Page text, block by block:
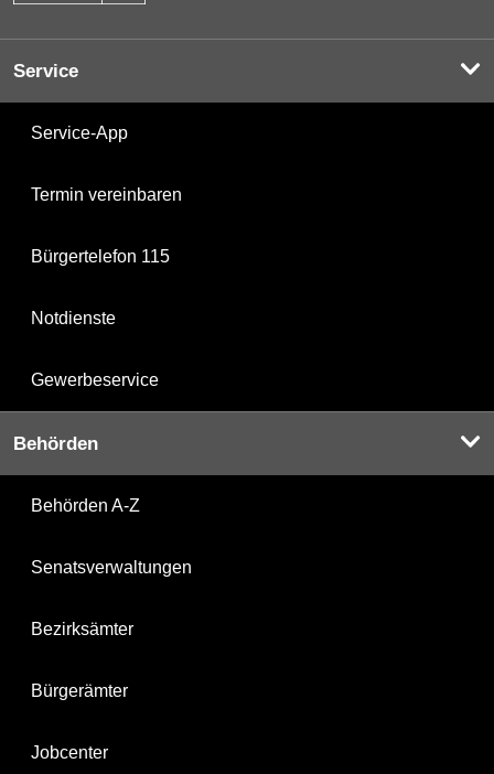
Service
Service-App
Termin vereinbaren
Bürgertelefon 115
Notdienste
Gewerbeservice
Behörden
Behörden A-Z
Senatsverwaltungen
Bezirksämter
Bürgerämter
Jobcenter